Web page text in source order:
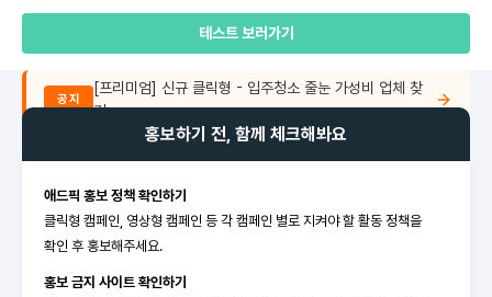
테스트 보러가기
공지
[프리미엄] 신규 클릭형 - 입주청소 줄눈 가성비 업체 찾
기
홍보하기 전, 함께 체크해봐요
애드픽 홍보 정책 확인하기
클릭형 캠페인, 영상형 캠페인 등 각 캠페인 별로 지켜야 할 활동 정책을
확인 후 홍보해주세요.
홍보 금지 사이트 확인하기